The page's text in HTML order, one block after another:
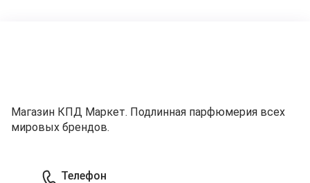
Магазин КПД Маркет. Подлинная парфюмерия всех
мировых брендов.
Телефон